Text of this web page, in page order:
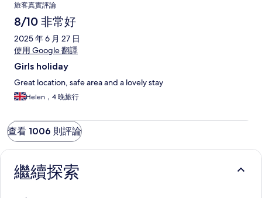
旅客真實評論
8/10 非常好
2025 年 6 月 27 日
使用 Google 翻譯
Girls holiday
Great location, safe area and a lovely stay
Helen，4 晚旅行
查看 1006 則評論
繼續探索